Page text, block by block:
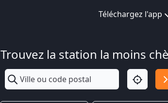
Téléchargez l'app
Trouvez la station la moins